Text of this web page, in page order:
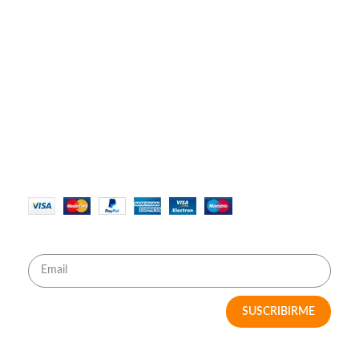
SUSCRIBIRME